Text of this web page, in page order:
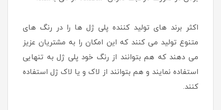
اکثر برند های تولید کننده پلی ژل ها را در رنگ های
متنوع تولید می کنند که این امکان را به مشتریان عزیز
می دهند که هم بتوانند از رنگ خود پلی ژل به تنهایی
استفاده نمایند و هم بتوانند از لاک و یا لاک ژل استفاده
کنند.